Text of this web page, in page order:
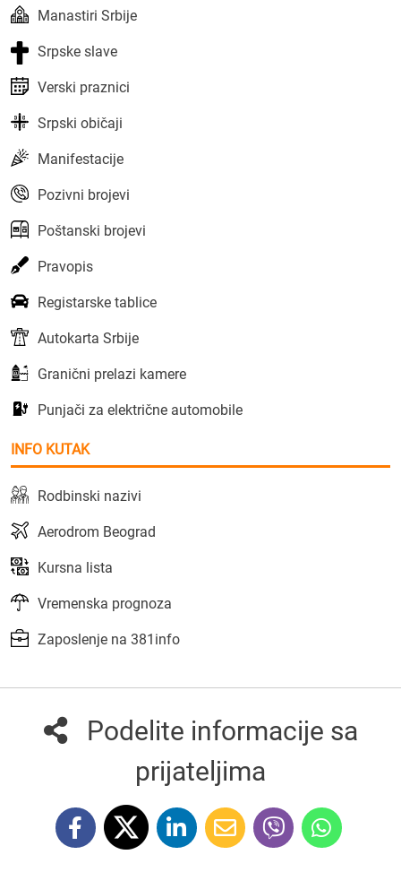
Manastiri Srbije
Srpske slave
Verski praznici
Srpski običaji
Manifestacije
Pozivni brojevi
Poštanski brojevi
Pravopis
Registarske tablice
Autokarta Srbije
Granični prelazi kamere
Punjači za električne automobile
INFO KUTAK
Rodbinski nazivi
Aerodrom Beograd
Kursna lista
Vremenska prognoza
Zaposlenje na 381info
Podelite informacije sa
prijateljima